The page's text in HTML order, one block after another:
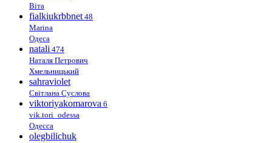
Віта
fialkiukrbbnet 48
Marina
Одеса
natali 474
Наталя Петрович
Хмельницький
sahraviolet
Світлана Суслова
viktoriyakomarova 6
vik.tori_odessa
Одесса
olegbilichuk